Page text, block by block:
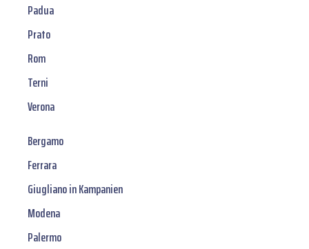
Padua
Prato
Rom
Terni
Verona
Bergamo
Ferrara
Giugliano in Kampanien
Modena
Palermo